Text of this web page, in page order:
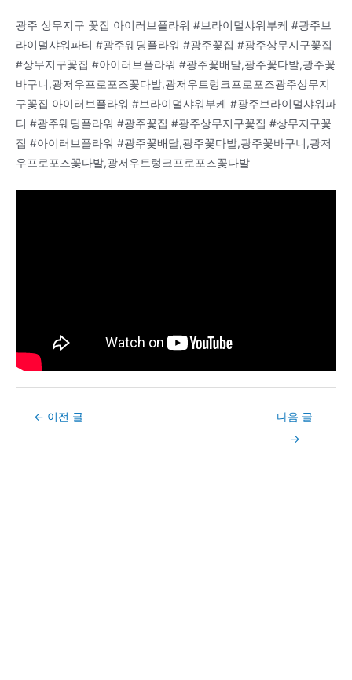
광주 상무지구 꽃집 아이러브플라워 #브라이덜샤워부케 #광주브
라이덜샤워파티 #광주웨딩플라워 #광주꽃집 #광주상무지구꽃집
#상무지구꽃집 #아이러브플라워 #광주꽃배달,광주꽃다발,광주꽃
바구니,광저우프로포즈꽃다발,광저우트렁크프로포즈광주상무지
구꽃집 아이러브플라워 #브라이덜샤워부케 #광주브라이덜샤워파
티 #광주웨딩플라워 #광주꽃집 #광주상무지구꽃집 #상무지구꽃
집 #아이러브플라워 #광주꽃배달,광주꽃다발,광주꽃바구니,광저
우프로포즈꽃다발,광저우트렁크프로포즈꽃다발
Post← 이전 글
다음 글
→